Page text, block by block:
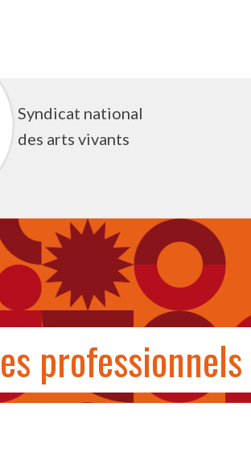
Syndicat national
des arts vivants